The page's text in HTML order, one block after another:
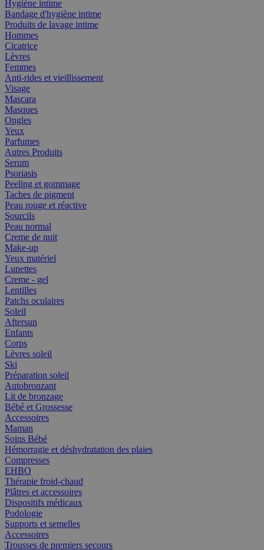
Hygiène intime
Bandage d'hygiène intime
Produits de lavage intime
Hommes
Cicatrice
Lèvres
Femmes
Anti-rides et vieillissement
Visage
Mascara
Masques
Ongles
Yeux
Parfumes
Autres Produits
Serum
Psoriasis
Peeling et gommage
Taches de pigment
Peau rouge et réactive
Sourcils
Peau normal
Creme de nuit
Make-up
Yeux matériel
Lunettes
Creme - gel
Lentilles
Patchs oculaires
Soleil
Aftersun
Enfants
Corps
Lèvres soleil
Ski
Préparation soleil
Autobronzant
Lit de bronzage
Bébé et Grossesse
Accessoires
Maman
Soins Bébé
Hémorragie et déshydratation des plaies
Compresses
EHBO
Thérapie froid-chaud
Plâtres et accessoires
Dispositifs médicaux
Podologie
Supports et semelles
Accessoires
Trousses de premiers secours